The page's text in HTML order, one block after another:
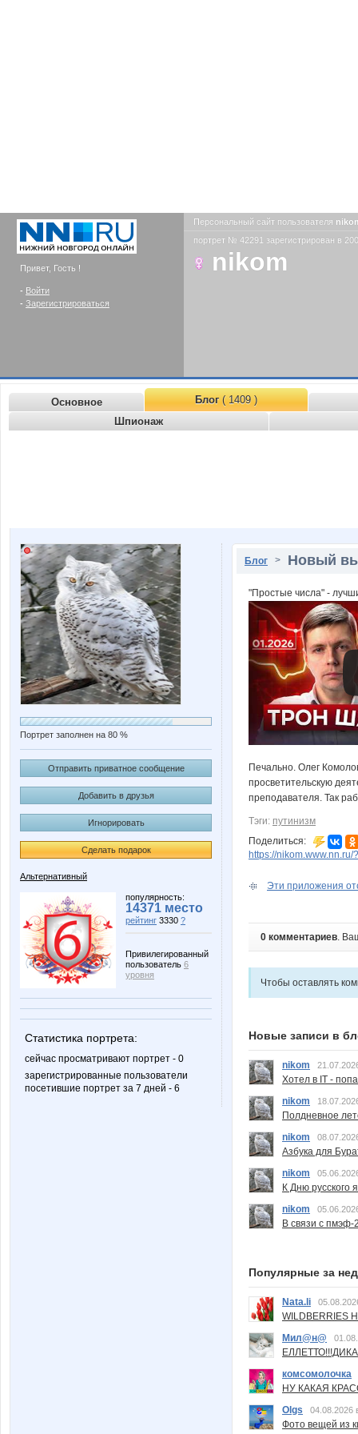
Привет, Гость !
- Войти
- Зарегистрироваться
Персональный сайт пользователя
портрет № 42291 зарегистрирован в
nikom
Основное Блог( 1409 )
Шпионаж
Портрет заполнен на 80 %
Отправить приватное сообщение
Добавить в друзья
Игнорировать
Сделать подарок
Альтернативный
популярность:
14371 место
рейтинг 3330 ?
Привилегированный
пользователь 6
уровня
Статистика портрета:
сейчас просматривают портрет - 0
зарегистрированные пользователи
посетившие портрет за 7 дней - 6
Блог > Новый
"Простые числа" -
Печально. Олег
просветительскую
преподавателя. Так
Тэги: путинизм
Поделиться:
https://nikom.www.nn.ru/
Эти приложения
0 комментариев.
Чтобы оставлять
Новые записи в
nikom
Хотел в IT -
nikom
Полдневное
nikom
Азбука для
nikom
К Дню русского
nikom
В связи с пмэф-
Популярные за
Nata.li
Мил@н@
комсомолочка
НУ КАКАЯ
Olgs
04.08.2026
Фото вещей из